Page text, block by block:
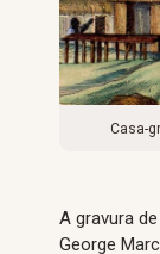
Casa-
A gravura
George